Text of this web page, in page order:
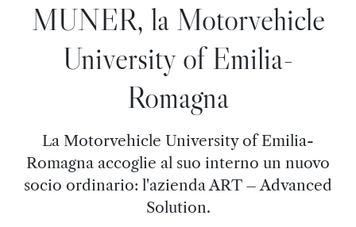
MUNER, la Motorvehicle
University of Emilia-
Romagna
La Motorvehicle University of Emilia-
Romagna accoglie al suo interno un nuovo
socio ordinario: l'azienda ART – Advanced
Solution.